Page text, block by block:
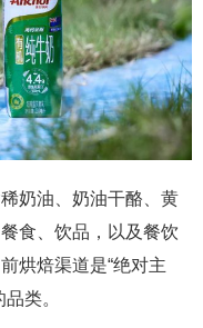
奶油、奶油干酪、黄
食、饮品，以及餐饮
烘焙渠道是“绝对主
类。